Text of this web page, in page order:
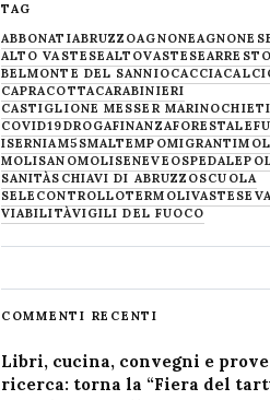
TAG
ABBONATIABRUZZOAGNONE
ALTO VASTESEALTOVASTESEARRESTO
BELMONTE DEL SANNIOCACCIA
CAPRACOTTACARABINIERI
CASTIGLIONE MESSER MARINO
COVID19DROGAFINANZAFORESTALE
ISERNIAM5SMALTEMPOMIGRANTI
MOLISANOMOLISENEVE OSPEDALE
SANITÀSCHIAVI DI ABRUZZOSCUOLA
SELECONTROLLOTERMOLIVASTESE
VIABILITÀVIGILI DEL FUOCO
COMMENTI RECENTI
Libri, cucina, convegni e
ricerca: torna la “Fiera del